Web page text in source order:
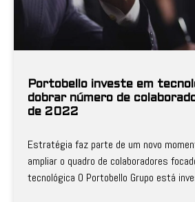
Portobello investe em
dobrar número de
de 2022
Estratégia faz parte de um novo
ampliar o quadro de colaboradores
tecnológica O Portobello Grupo está